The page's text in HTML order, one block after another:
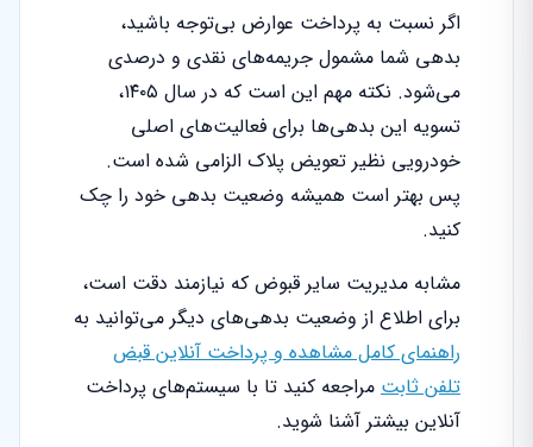
اگر نسبت به پرداخت عوارض بی‌توجه باشید،
بدهی شما مشمول جریمه‌های نقدی و درصدی
می‌شود. نکته مهم این است که در سال ۱۴۰۵،
تسویه این بدهی‌ها برای فعالیت‌های اصلی
خودرویی نظیر تعویض پلاک الزامی شده است.
پس بهتر است همیشه وضعیت بدهی خود را چک
کنید.
مشابه مدیریت سایر قبوض که نیازمند دقت است،
برای اطلاع از وضعیت بدهی‌های دیگر می‌توانید به
راهنمای کامل مشاهده و پرداخت آنلاین قبض
تلفن ثابت مراجعه کنید تا با سیستم‌های پرداخت
آنلاین بیشتر آشنا شوید.